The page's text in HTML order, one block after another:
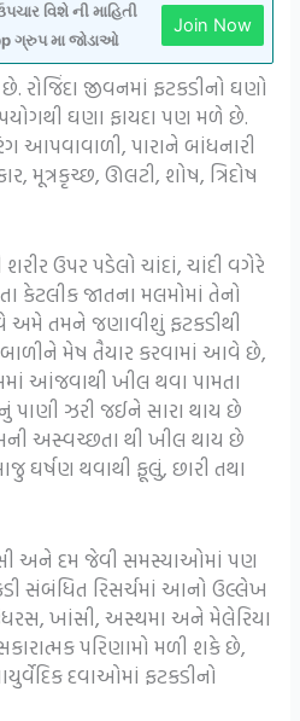
વિશે ની માહિતી
ગ્રુપ મા જોડાઓ
Join Now
રોજિંદા જીવનમાં ફટકડીનો ઘણો
ઘણા ફાયદા પણ મળે છે.
આપવાવાળી, પારાને બાંધનારી
મૂત્રકૃચ્છ, ઊલટી, શોષ, ત્રિદોષ
ઉપર પડેલો ચાંદાં, ચાંદી વગેરે
જાતના મલમોમાં તેનો
તમને જણાવીશું ફટકડીથી
મેષ તૈયાર કરવામાં આવે છે,
આંજવાથી ખીલ થવા પામતા
ઝરી જઈને સારા થાય છે
અસ્વચ્છતા થી ખીલ થાય છે
થવાથી ફૂલું, છારી તથા
અને દમ જેવી સમસ્યાઓમાં પણ
સંબંધિત રિસર્ચમાં આનો ઉલ્લેખ
ખાંસી, અસ્થમા અને મેલેરિયા
પરિણામો મળી શકે છે,
દવાઓમાં ફટકડીનો